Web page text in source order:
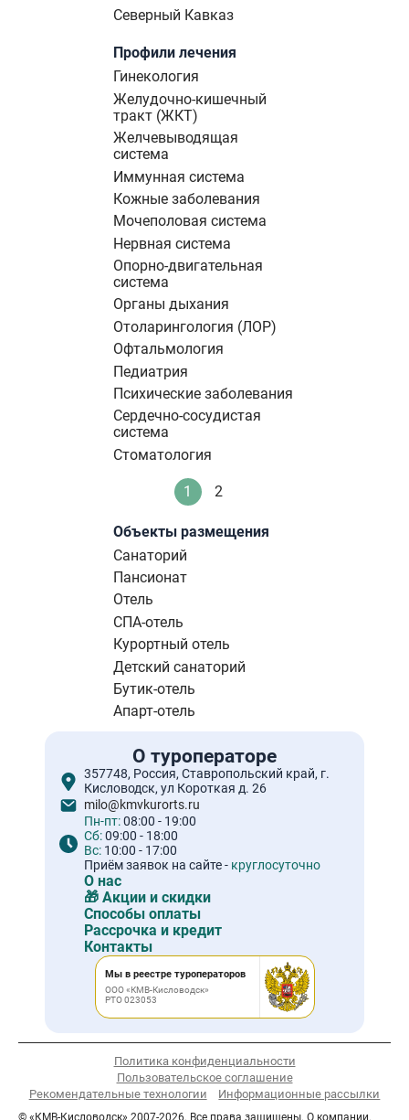
Северный Кавказ
Профили лечения
Гинекология
Желудочно-кишечный
тракт (ЖКТ)
Желчевыводящая
система
Иммунная система
Кожные заболевания
Мочеполовая система
Нервная система
Опорно-двигательная
система
Органы дыхания
Отоларингология (ЛОР)
Офтальмология
Педиатрия
Психические заболевания
Сердечно-сосудистая
система
Стоматология
Нумерация
страниц Текущая
1 Стандартное
2
Объекты размещения
Санаторий
Пансионат
Отель
СПА-отель
Курортный отель
Детский санаторий
Бутик-отель
Апарт-отель
О туроператоре
357748, Россия, Ставропольский край, г.
Кисловодск, ул Короткая д. 26
milo@kmvkurorts.ru
Пн-пт:08:00 - 19:00
Сб:09:00 - 18:00
Вс: 10:00 - 17:00
Приём заявок на сайте - круглосуточно
О нас
🎁 Акции и скидки
Способы оплаты
Рассрочка и кредит
Контакты
Мы в реестре туроператоров
ООО «КМВ-Кисловодск»
РТО 023053
Политика конфиденциальности
Пользовательское соглашение
Рекомендательные технологии
Информационные рассылки